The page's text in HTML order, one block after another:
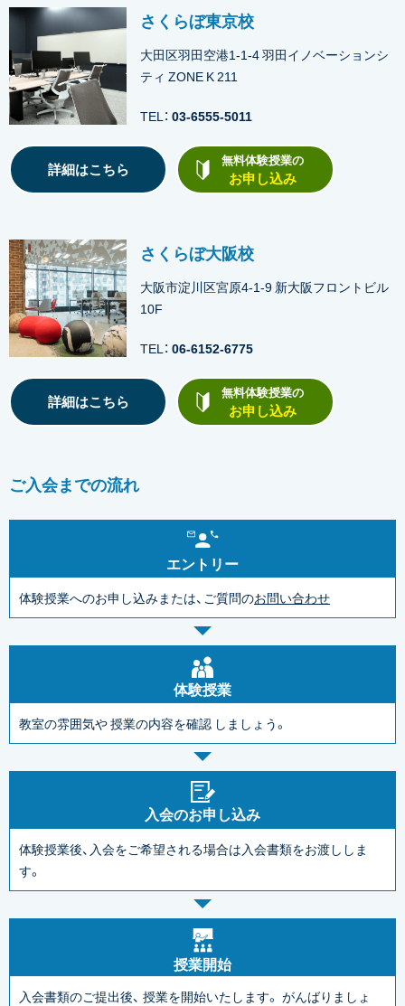
さくらぼ東京校
大田区羽田空港1-1-4 羽田イノベーションシ
ティ ZONE K 211
TEL： 03-6555-5011
詳細はこちら 無料体験授業の
お申し込み
さくらぼ大阪校
大阪市淀川区宮原4-1-9 新大阪フロントビル
10F
TEL： 06-6152-6775
詳細はこちら 無料体験授業の
お申し込み
ご入会までの流れ
エントリー
体験授業へのお申し込みまたは、ご質問のお問い合わせ
体験授業
教室の雰囲気や授業の内容を確認 しましょう。
入会のお申し込み
体験授業後、入会をご希望される場合は入会書類をお渡ししま
す。
授業開始
入会書類のご提出後、 授業を開始いたします。 がんばりましょ